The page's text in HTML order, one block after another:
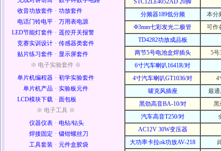
收音功放套件 · 功放套件
电话门铃电平 · 万用表电源
LED节能灯套件 · 遥控开关报警
竞赛实训设计 · 传感器类套件
贴片练习套件 · 显示屏套件
※ 电子实验套件 ※
单片机编程器 · 初学实验套件
单片机产品 · 实验板元件
LCD模块下载 · 面包板
※ 电子工具 ※
仪器仪表 · 电钻/钻头
焊接固定 · 镊钳螺丝刀
工具套装 · 元件盒胶袋
STC12LE4052AD 20脚
分频器189低分频
本分
Ф3mm七彩发光二极管
可作
TD4282功放成品板
两节5号电池盒焊插头
5
6寸汽车喇叭1641R/对
4寸汽车喇叭GT1036/对
4
唛克风插座
最
黑劲高音BA-10/对
黑
汽车高音T250/对
AC12V 30W变压器
大功率卡拉ok功放AV-218